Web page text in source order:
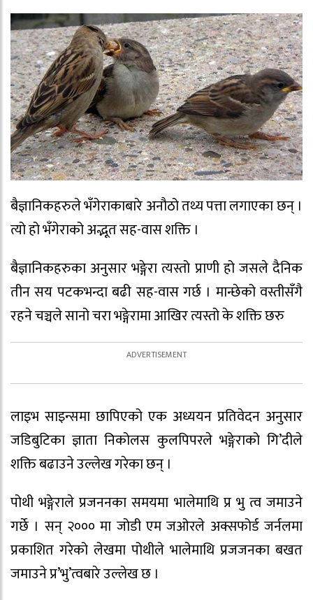
बैज्ञानिकहरुले भँगेराकाबारे अनौठो तथ्य पत्ता लगाएका छन् ।
त्यो हो भँगेराको अद्भूत सह-वास शक्ति ।
बैज्ञानिकहरुका अनुसार भङ्गेरा त्यस्तो प्राणी हो जसले दैनिक
तीन सय पटकभन्दा बढी सह-वास गर्छ । मान्छेको वस्तीसँगै
रहने चञ्चले सानो चरा भङ्गेरामा आखिर त्यस्तो के शक्ति छरु
लाइभ साइन्समा छापिएको एक अध्ययन प्रतिवेदन अनुसार
जडिबुटिका ज्ञाता निकोलस कुलपिपरले भङ्गेराको गि’दीले
शक्ति बढाउने उल्लेख गरेका छन् ।
पोथी भङ्गेराले प्रजननका समयमा भालेमाथि प्र भु त्व जमाउने
गर्छे । सन् २००० मा जोडी एम जओरले अक्सफोर्ड जर्नलमा
प्रकाशित गरेको लेखमा पोथीले भालेमाथि प्रजजनका बखत
जमाउने प्र’भु’त्वबारे उल्लेख छ ।